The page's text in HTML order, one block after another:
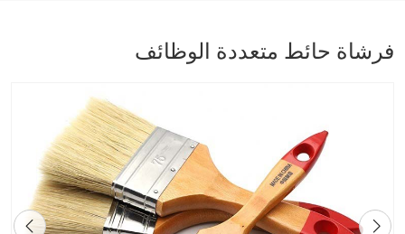
فرشاة حائط متعددة الوظائف